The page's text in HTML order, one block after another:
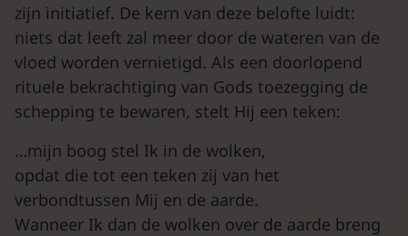
zijn initiatief. De kern van deze belofte luidt:
niets dat leeft zal meer door de wateren van de
vloed worden vernietigd. Als een doorlopend
rituele bekrachtiging van Gods toezegging de
schepping te bewaren, stelt Hij een teken:
…mijn boog stel Ik in de wolken,
opdat die tot een teken zij van het
verbondtussen Mij en de aarde.
Wanneer Ik dan de wolken over de aarde breng